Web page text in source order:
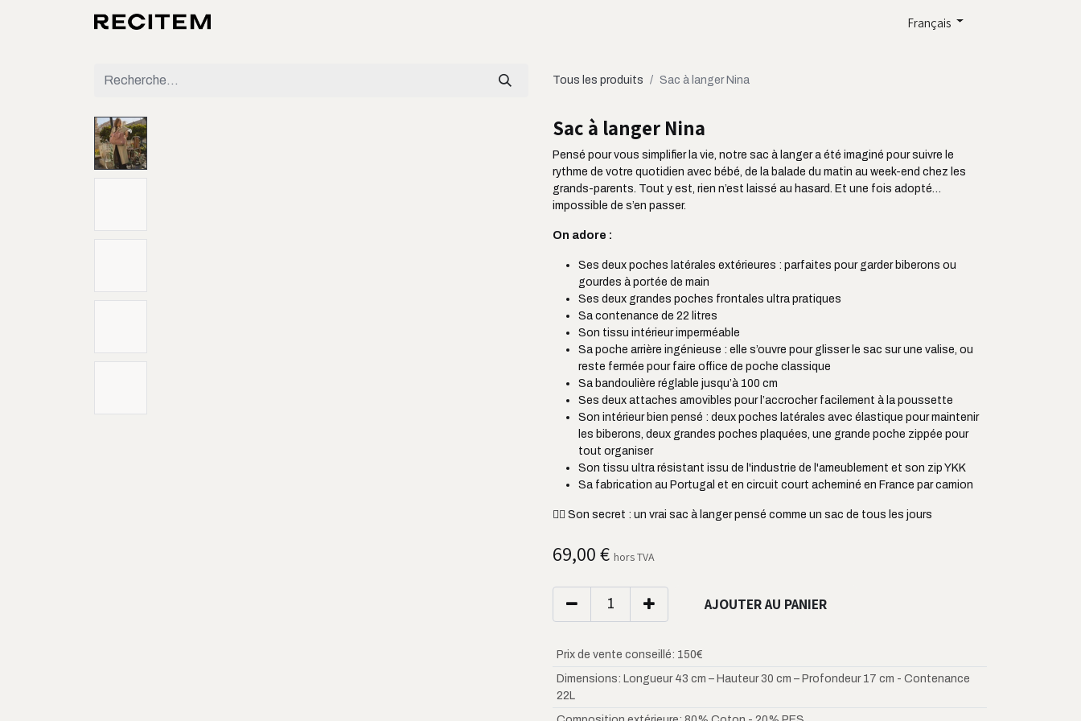
Français
Tous les produits Sac à langer Nina
Sac à langer Nina
Pensé pour vous simplifier la vie, notre sac à langer a été imaginé pour suivre le
rythme de votre quotidien avec bébé, de la balade du matin au week-end chez les
grands-parents. Tout y est, rien n’est laissé au hasard. Et une fois adopté…
impossible de s’en passer.
On adore :
Ses deux poches latérales extérieures : parfaites pour garder biberons ou
gourdes à portée de main
Ses deux grandes poches frontales ultra pratiques
Sa contenance de 22 litres
Son tissu intérieur imperméable
Sa poche arrière ingénieuse : elle s’ouvre pour glisser le sac sur une valise, ou
reste fermée pour faire office de poche classique
Sa bandoulière réglable jusqu’à 100 cm
Ses deux attaches amovibles pour l’accrocher facilement à la poussette
Son intérieur bien pensé : deux poches latérales avec élastique pour maintenir
les biberons, deux grandes poches plaquées, une grande poche zippée pour
tout organiser
Son tissu ultra résistant issu de l'industrie de l'ameublement et son zip YKK
Sa fabrication au Portugal et en circuit court acheminé en France par camion
👌🏼 Son secret : un vrai sac à langer pensé comme un sac de tous les jours
69,00€ hors TVA
AJOUTER AU PANIER
Prix de vente conseillé: 150€
Dimensions: Longueur 43 cm – Hauteur 30 cm – Profondeur 17 cm - Contenance
22L